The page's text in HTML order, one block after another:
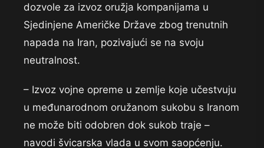
dozvole za izvoz oružja kompanijama u
Sjedinjene Američke Države zbog trenutnih
napada na Iran, pozivajući se na svoju
neutralnost.
– Izvoz vojne opreme u zemlje koje učestvuju
u međunarodnom oružanom sukobu s Iranom
ne može biti odobren dok sukob traje –
navodi švicarska vlada u svom saopćenju.